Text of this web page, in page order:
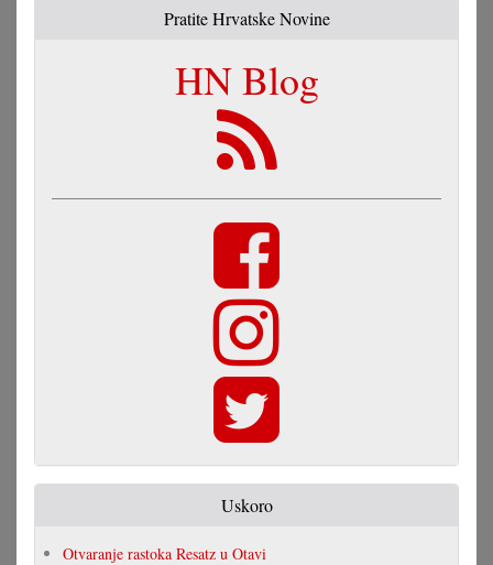
Pratite Hrvatske Novine
HN Blog
Uskoro
Otvaranje rastoka Resatz u Otavi